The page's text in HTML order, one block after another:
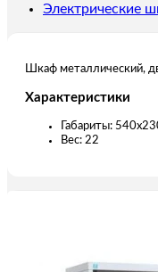
Электрические
Шкаф металлический,
Характеристики
Габариты:
Вес: 22